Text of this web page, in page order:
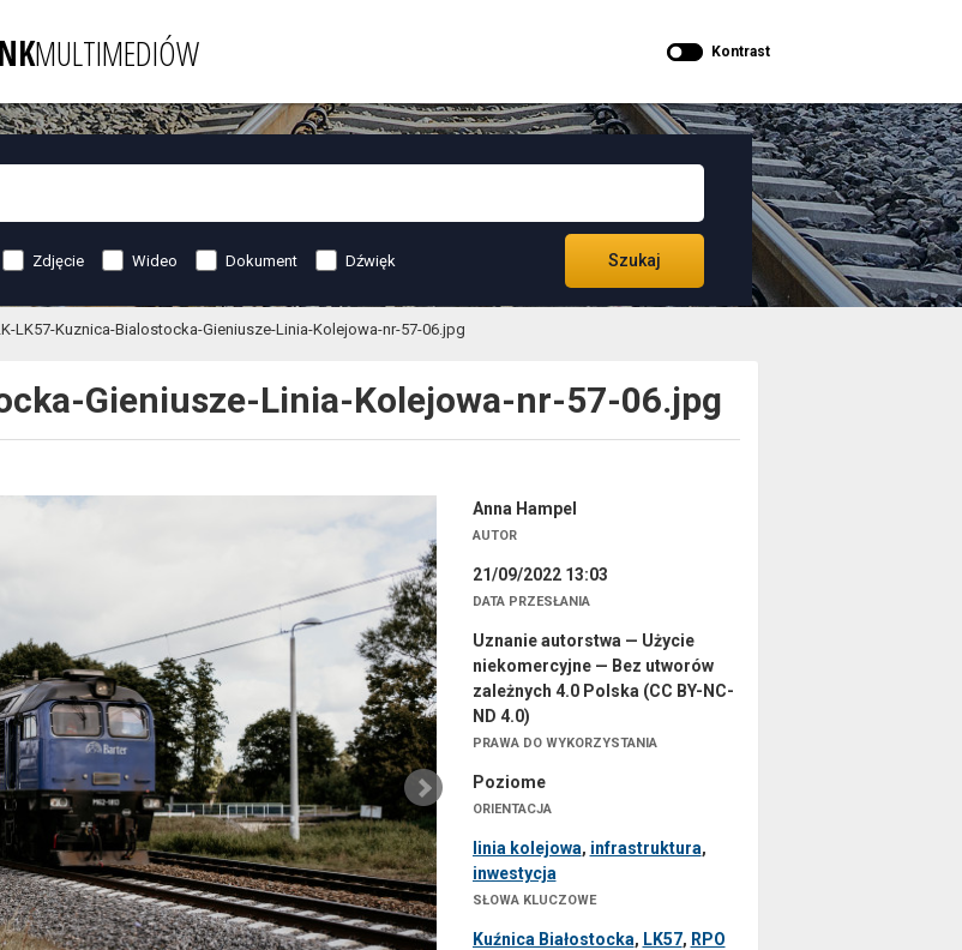
MULTIMEDIÓW Kontrast
Zdjęcie Wideo Dokument Dźwięk Szukaj
LK57-Kuznica-Bialostocka-Gieniusze-Linia-Kolejowa-nr-57-06.jpg
Gieniusze-Linia-Kolejowa-nr-57-06.jpg
Anna Hampel
AUTOR
21/09/2022 13:03
DATA PRZESŁANIA
Uznanie autorstwa — Użycie
niekomercyjne — Bez utworów
zależnych 4.0 Polska (CC BY-NC-
ND 4.0)
PRAWA DO WYKORZYSTANIA
Poziome
ORIENTACJA
linia kolejowa, infrastruktura,
inwestycja
SŁOWA KLUCZOWE
Kuźnica Białostocka, LK57, RPO